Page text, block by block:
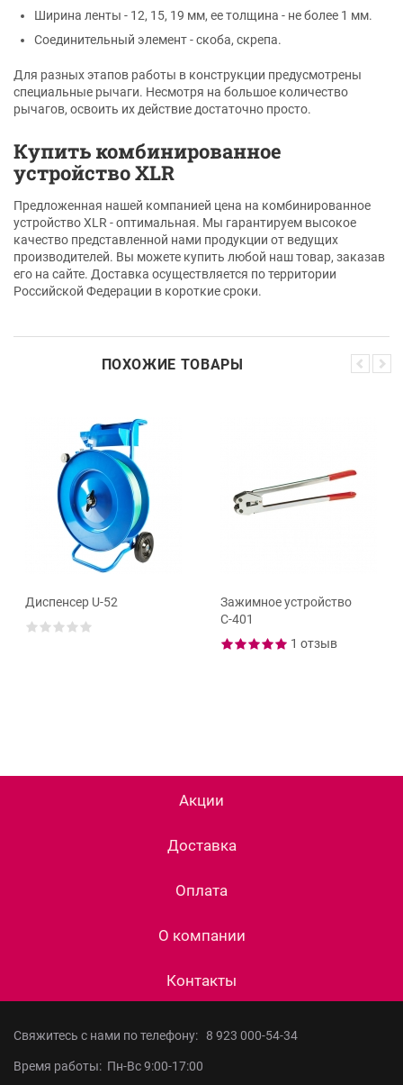
Ширина ленты - 12, 15, 19 мм, ее толщина - не более 1 мм.
Соединительный элемент - скоба, скрепа.
Для разных этапов работы в конструкции предусмотрены
специальные рычаги. Несмотря на большое количество
рычагов, освоить их действие достаточно просто.
Купить комбинированное
устройство XLR
Предложенная нашей компанией цена на комбинированное
устройство XLR - оптимальная. Мы гарантируем высокое
качество представленной нами продукции от ведущих
производителей. Вы можете купить любой наш товар, заказав
его на сайте. Доставка осуществляется по территории
Российской Федерации в короткие сроки.
ПОХОЖИЕ ТОВАРЫ
Диспенсер U-52
Зажимное устройство
С-401
1 отзыв
Акции
Доставка
Оплата
О компании
Контакты
Свяжитесь с нами по телефону: 8 923 000-54-34
Время работы: Пн-Вс 9:00-17:00